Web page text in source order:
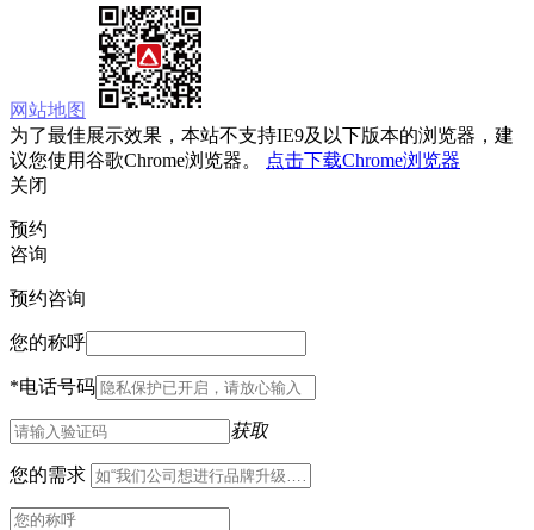
网站地图
为了最佳展示效果，本站不支持IE9及以下版本的浏览器，建
议您使用谷歌Chrome浏览器。
点击下载Chrome浏览器
关闭
预约
咨询
预约咨询
您的称呼
*电话号码
获取
您的需求